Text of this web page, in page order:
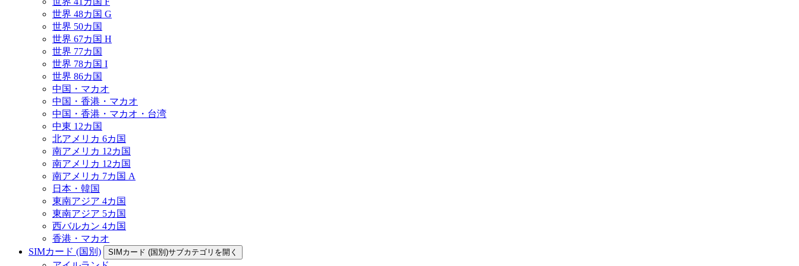
世界 48カ国 G
世界 50カ国
世界 67カ国 H
世界 77カ国
世界 78カ国 I
世界 86カ国
中国・マカオ
中国・香港・マカオ
中国・香港・マカオ・台湾
中東 12カ国
北アメリカ 6カ国
南アメリカ 12カ国
南アメリカ 12カ国
南アメリカ 7カ国 A
日本・韓国
東南アジア 4カ国
東南アジア 5カ国
西バルカン 4カ国
香港・マカオ
SIMカード (国別)
SIMカード (国別)サブカテゴリを開く